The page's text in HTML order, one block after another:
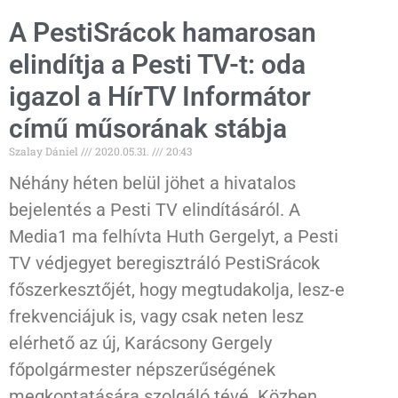
A PestiSrácok hamarosan
elindítja a Pesti TV-t: oda
igazol a HírTV Informátor
című műsorának stábja
Szalay Dániel 2020.05.31. 20:43
Néhány héten belül jöhet a hivatalos
bejelentés a Pesti TV elindításáról. A
Media1 ma felhívta Huth Gergelyt, a Pesti
TV védjegyet beregisztráló PestiSrácok
főszerkesztőjét, hogy megtudakolja, lesz-e
frekvenciájuk is, vagy csak neten lesz
elérhető az új, Karácsony Gergely
főpolgármester népszerűségének